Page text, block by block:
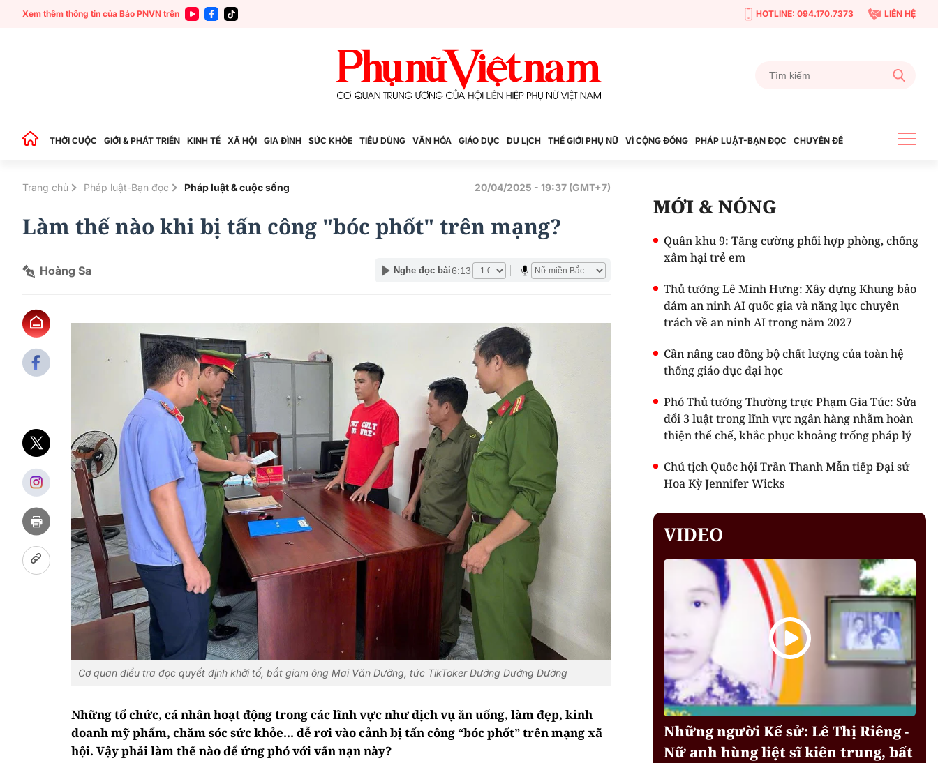
Xem thêm thông tin của Báo PNVN trên HOTLINE: 094.170.7373 LIÊN HỆ
THỜI CUỘC GIỚI & PHÁT TRIỂN KINH TẾ XÃ HỘI GIA ĐÌNH SỨC KHỎE TIÊU DÙNG VĂN HÓA GIÁO DỤC DU LỊCH THẾ GIỚI PHỤ NỮ VÌ CỘNG ĐỒNG PHÁP LUẬT-BẠN ĐỌC CHUYÊN ĐỀ
Trang chủ Pháp luật-Bạn đọc Pháp luật & cuộc sống 20/04/2025 - 19:37 (GMT+7)
Làm thế nào khi bị tấn công "bóc phốt" trên mạng?
Hoàng Sa Nghe đọc bài6:13
Cơ quan điều tra đọc quyết định khởi tố, bắt giam ông Mai Văn Dưỡng, tức TikToker Dưỡng Dướng Dường
Những tổ chức, cá nhân hoạt động trong các lĩnh vực như dịch vụ ăn uống, làm đẹp, kinh
doanh mỹ phẩm, chăm sóc sức khỏe... dễ rơi vào cảnh bị tấn công “bóc phốt” trên mạng xã
hội. Vậy phải làm thế nào để ứng phó với vấn nạn này?
MỚI & NÓNG
Quân khu 9: Tăng cường phối hợp phòng, chống
xâm hại trẻ em
Thủ tướng Lê Minh Hưng: Xây dựng Khung bảo
đảm an ninh AI quốc gia và năng lực chuyên
trách về an ninh AI trong năm 2027
Cần nâng cao đồng bộ chất lượng của toàn hệ
thống giáo dục đại học
Phó Thủ tướng Thường trực Phạm Gia Túc: Sửa
đổi 3 luật trong lĩnh vực ngân hàng nhằm hoàn
thiện thể chế, khắc phục khoảng trống pháp lý
Chủ tịch Quốc hội Trần Thanh Mẫn tiếp Đại sứ
Hoa Kỳ Jennifer Wicks
VIDEO
Những người Kể sử: Lê Thị Riêng -
Nữ anh hùng liệt sĩ kiên trung, bất